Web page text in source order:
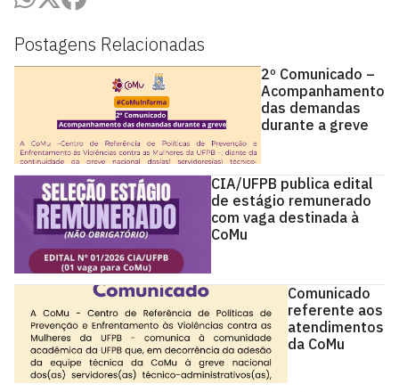
Postagens Relacionadas
2º Comunicado –
Acompanhamento
das demandas
durante a greve
CIA/UFPB publica edital
de estágio remunerado
com vaga destinada à
CoMu
Comunicado
referente aos
atendimentos
da CoMu